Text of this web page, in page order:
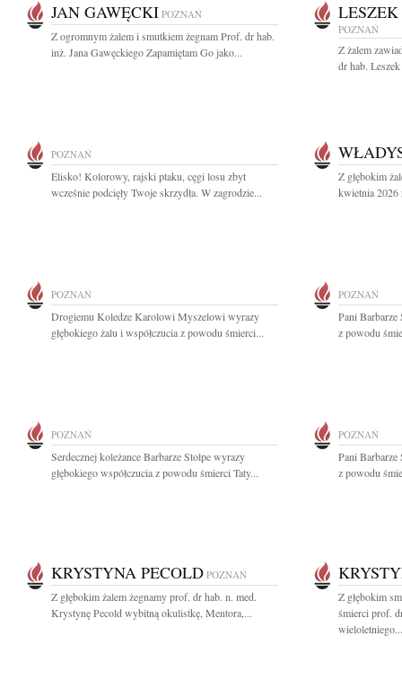
JAN GAWĘCKI POZNAŃ
Z ogromnym żalem i smutkiem żegnam Prof. dr hab.
inż. Jana Gawęckiego Zapamiętam Go jako...
POZNAŃ
Z żalem
dr hab.
POZNAŃ
Elisko! Kolorowy, rajski ptaku, cęgi losu zbyt
wcześnie podcięły Twoje skrzydła. W zagrodzie...
Z głębokim
kwietnia 2026
POZNAŃ
Drogiemu Koledze Karolowi Myszelowi wyrazy
głębokiego żalu i współczucia z powodu śmierci...
POZNAŃ
Pani Barbarze
z powodu
POZNAŃ
Serdecznej koleżance Barbarze Stolpe wyrazy
głębokiego współczucia z powodu śmierci Taty...
POZNAŃ
Pani Barbarze
z powodu
KRYSTYNA PECOLD POZNAŃ
Z głębokim żalem żegnamy prof. dr hab. n. med.
Krystynę Pecold wybitną okulistkę, Mentora,...
Z głębokim
śmierci prof.
wieloletniego...